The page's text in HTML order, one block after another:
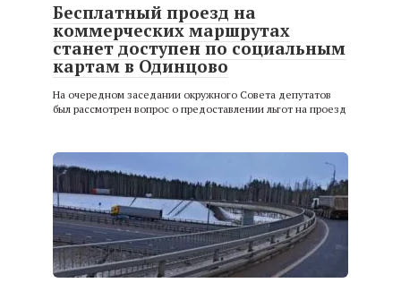
Бесплатный проезд на
коммерческих маршрутах
станет доступен по социальным
картам в Одинцово
На очередном заседании окружного Совета депутатов
был рассмотрен вопрос о предоставлении льгот на проезд